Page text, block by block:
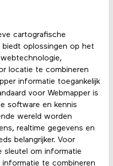
cartografische
biedt oplossingen op het
locatie te combineren
informatie toegankelijk
voor Webmapper is
software en kennis
wereld worden
realtime gegevens en
belangrijker. Voor
sleutel om informatie
informatie te combineren